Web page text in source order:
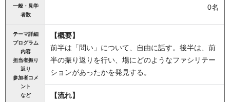
一般・見学
者数
0名
テーマ詳細
プログラム
内容
担当者振り
返り
参加者コメ
ント
など
【概要】
前半は「問い」について、自由に話す。後半は、前
半の振り返りを行い、場にどのようなファシリテー
ションがあったかを発見する。
【流れ】